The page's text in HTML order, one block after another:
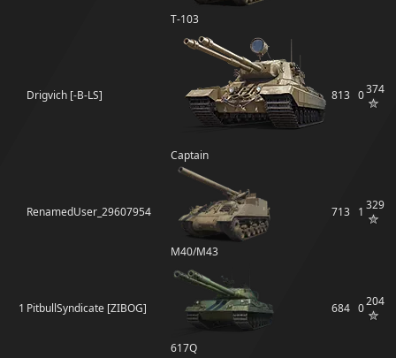
Т-103
Drigvich [-B-LS]
Captain
813 0374
RenamedUser_29607954
M40/M43
713 1 329
1 PitbullSyndicate [ZIBOG]
617Q
684 0204